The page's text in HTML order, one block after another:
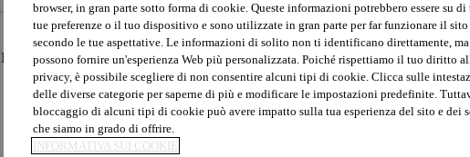
Incollaggio di Pannelli Adesivi Sikaflex®-552 AT
Sikaflex®-552
browser, in gran parte sotto forma di cookie. Queste informazioni potrebbero essere su di
tue preferenze o il tuo dispositivo e sono utilizzate in gran parte per far funzionare il sito
secondo le tue aspettative. Le informazioni di solito non ti identificano direttamente, ma
possono fornire un'esperienza Web più personalizzata. Poiché rispettiamo il tuo diritto
privacy, è possibile scegliere di non consentire alcuni tipi di cookie. Clicca sulle
delle diverse categorie per saperne di più e modificare le impostazioni predefinite.
bloccaggio di alcuni tipi di cookie può avere impatto sulla tua esperienza del sito e dei
che siamo in grado di offrire.
INFORMATIVA SUI COOKIE